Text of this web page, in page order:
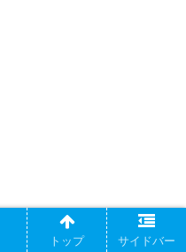
トップ サイドバー